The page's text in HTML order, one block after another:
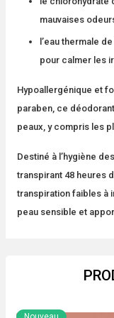
mauvaises
l’eau thermale
pour calmer les
Hypoallergénique et
paraben, ce
peaux, y compris les
Destiné à l’hygiène
transpirant 48 heures
transpiration faibles à
peau sensible et